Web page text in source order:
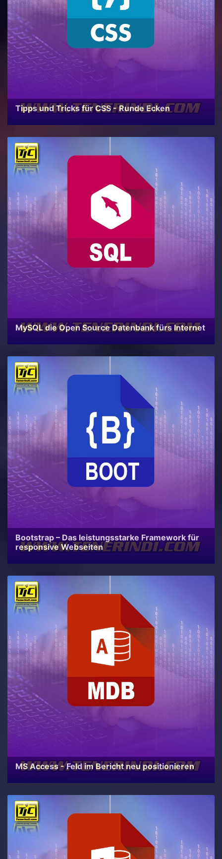
Tipps und Tricks für CSS - Runde Ecken
MySQL die Open Source Datenbank fürs Internet
Bootstrap – Das leistungsstarke Framework für
responsive Webseiten
MS Access - Feld im Bericht neu positionieren